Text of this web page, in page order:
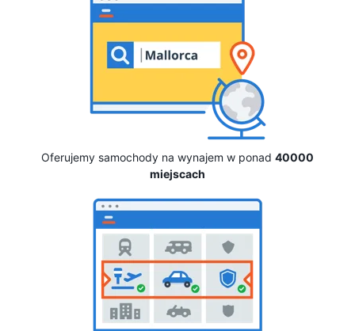
Oferujemy samochody na wynajem w ponad 40000
miejscach